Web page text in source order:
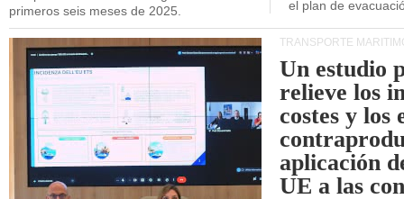
primeros seis meses de 2025.
el plan de
TRANSPORTE
Un estudio
relieve los
costes y los
aplicación
UE a las